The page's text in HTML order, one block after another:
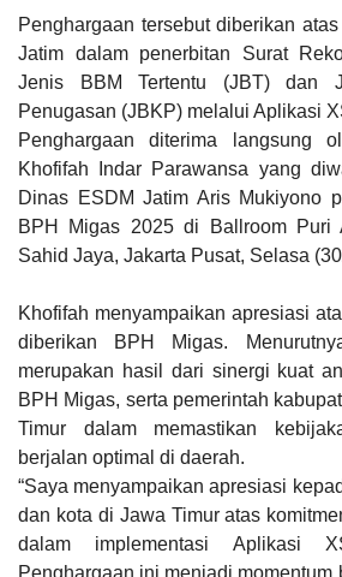
Penghargaan tersebut diberikan
Jatim dalam penerbitan Surat
Jenis BBM Tertentu (JBT) dan
Penugasan (JBKP) melalui Aplikasi
Penghargaan diterima langsung
Khofifah Indar Parawansa yang
Dinas ESDM Jatim Aris Mukiyono
BPH Migas 2025 di Ballroom Puri
Sahid Jaya, Jakarta Pusat, Selasa
Khofifah menyampaikan apresiasi
diberikan BPH Migas.
merupakan hasil dari sinergi kuat
BPH Migas, serta pemerintah
Timur dalam memastikan
berjalan optimal di daerah.
“Saya menyampaikan apresiasi
dan kota di Jawa Timur atas
dalam implementasi Aplikasi
Penghargaan ini menjadi momentum